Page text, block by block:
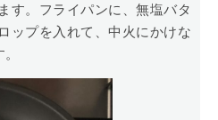
す。フライパンに、無塩バタ
ップを入れて、中火にかけな